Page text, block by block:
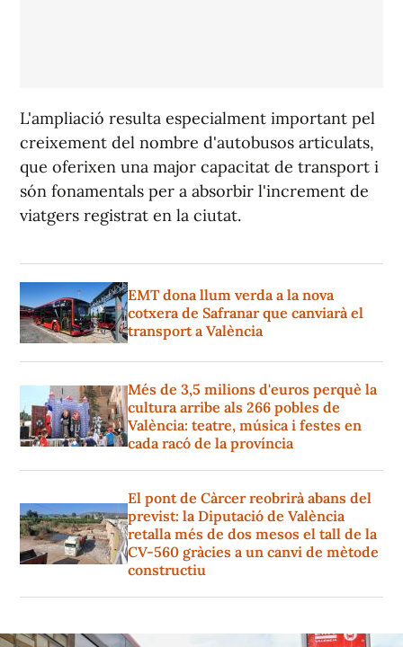
L'ampliació resulta especialment important pel
creixement del nombre d'autobusos articulats,
que oferixen una major capacitat de transport i
són fonamentals per a absorbir l'increment de
viatgers registrat en la ciutat.
EMT dona llum verda a la nova
cotxera de Safranar que canviarà el
transport a València
Més de 3,5 milions d'euros perquè la
cultura arribe als 266 pobles de
València: teatre, música i festes en
cada racó de la província
El pont de Càrcer reobrirà abans del
previst: la Diputació de València
retalla més de dos mesos el tall de la
CV-560 gràcies a un canvi de mètode
constructiu